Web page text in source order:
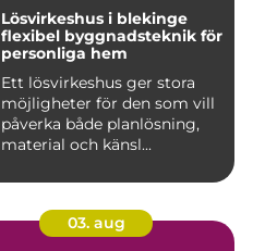
Lösvirkeshus i blekinge
flexibel byggnadsteknik för
personliga hem
Ett lösvirkeshus ger stora
möjligheter för den som vill
påverka både planlösning,
material och känsl...
03. aug